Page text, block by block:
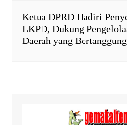
Ketua DPRD Hadiri
LKPD, Dukung
Daerah yang